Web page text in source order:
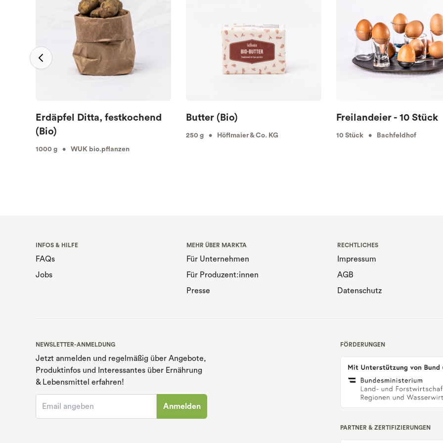
Erdäpfel Ditta, festkochend
(Bio)
1000 g • WUK bio.pflanzen
Butter (Bio)
250 g • Höflmaier & Co. KG
Freilandeier - 10 Stück
10 Stück • Bachfeldhof
INFOS & HILFE
FAQs
Jobs
MEHR ÜBER MARKTA
Für Unternehmen
Für Produzent:innen
Presse
RECHTLICHES
Impressum
AGB
Datenschutz
NEWSLETTER-ANMELDUNG
Jetzt anmelden und regelmäßig über Angebote,
Produktinfos und Interessantes über Ernährung
& Lebensmittel erfahren!
Anmelden
FÖRDERUNGEN
PARTNER & ZERTIFIZIERUNGEN